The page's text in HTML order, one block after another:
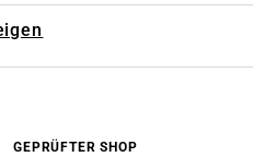
GEPRÜFTER SHOP